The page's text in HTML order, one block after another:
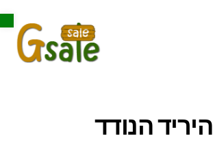
Open toolbar
היריד הנודד